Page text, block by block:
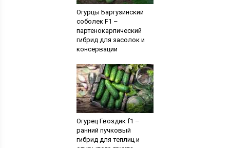
Огурцы Баргузинский
соболек F1 –
партенокарпический
гибрид для засолок и
консервации
Огурец Гвоздик f1 –
ранний пучковый
гибрид для теплиц и